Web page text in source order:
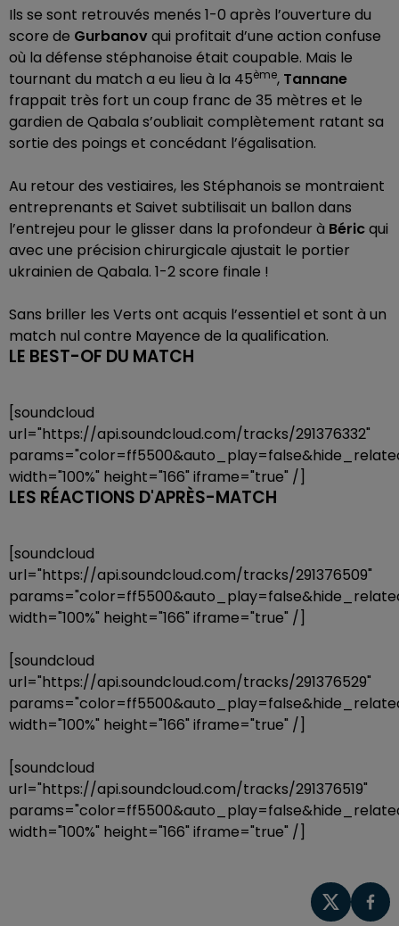
Ils se sont retrouvés menés 1-0 après l’ouverture du
score de Gurbanovqui profitait d’une action confuse
où la défense stéphanoise était coupable. Mais le
tournant du match a eu lieu à la 45ème, Tannane
frappait très fort un coup franc de 35 mètres et le
gardien de Qabala s’oubliait complètement ratant sa
sortie des poings et concédant l’égalisation.
Au retour des vestiaires, les Stéphanois se montraient
entreprenants et Saivet subtilisait un ballon dans
l’entrejeu pour le glisser dans la profondeur à Béricqui
avec une précision chirurgicale ajustait le portier
ukrainien de Qabala. 1-2 score finale !
Sans briller les Verts ont acquis l’essentiel et sont à un
match nul contre Mayence de la qualification.
LE BEST-OF DU MATCH
[soundcloud
url="https://api.soundcloud.com/tracks/291376332"
width="100%" height="166" iframe="true" /]
LES RÉACTIONS D'APRÈS-MATCH
[soundcloud
url="https://api.soundcloud.com/tracks/291376509"
width="100%" height="166" iframe="true" /]
[soundcloud
url="https://api.soundcloud.com/tracks/291376529"
width="100%" height="166" iframe="true" /]
[soundcloud
url="https://api.soundcloud.com/tracks/291376519"
width="100%" height="166" iframe="true" /]